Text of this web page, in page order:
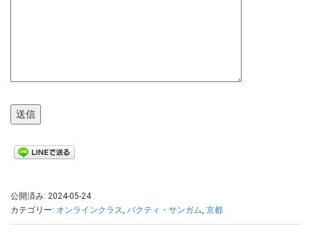
公開済み: 2024-05-24
カテゴリー: オンラインクラス, バクティ・サンガム, 京都